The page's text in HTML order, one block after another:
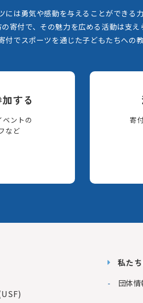
には勇気や感動を与えることができる力
寄付で、その魅力を広める活動は支え
付でスポーツを通じた子どもたちへの
する
ベントの
など
寄
私た
団体情